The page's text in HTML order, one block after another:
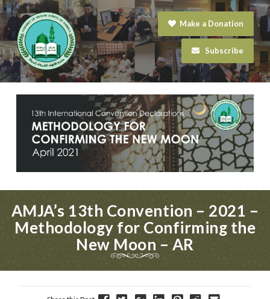
Make a Donation
Subscribe
AMJA’s 13th Convention – 2021 –
Methodology for Confirming the
New Moon – AR